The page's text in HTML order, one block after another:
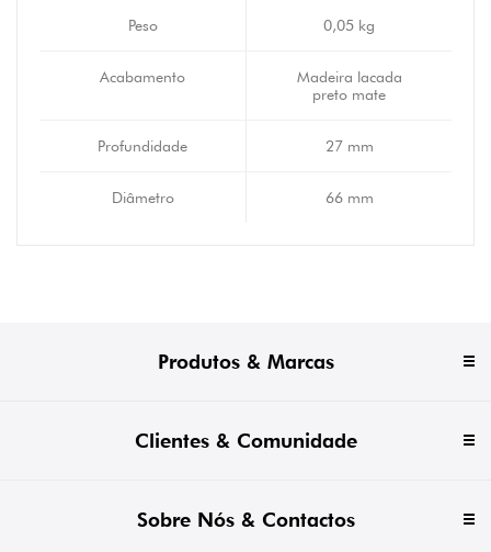
Peso 0,05 kg
Acabamento
Madeira lacada
preto mate
Profundidade 27 mm
Diâmetro 66 mm
Produtos & Marcas
Clientes & Comunidade
Sobre Nós & Contactos